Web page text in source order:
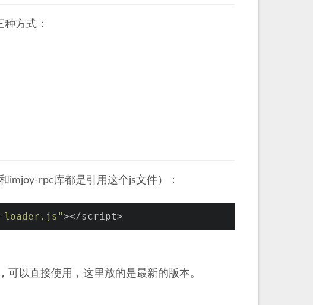
方式：
imjoy-rpc库都是引用这个js文件）：
></script>
可以直接使用，这里放的是最新的版本。